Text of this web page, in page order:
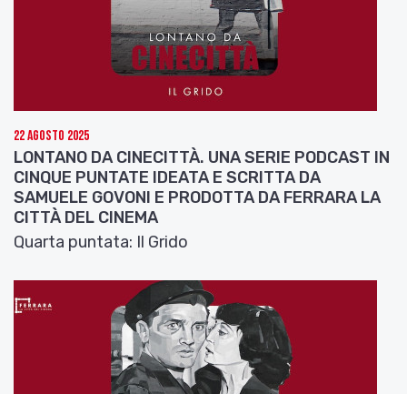
22 Agosto 2025
LONTANO DA CINECITTÀ. UNA SERIE PODCAST IN
CINQUE PUNTATE IDEATA E SCRITTA DA
SAMUELE GOVONI E PRODOTTA DA FERRARA LA
CITTÀ DEL CINEMA
Quarta puntata: Il Grido